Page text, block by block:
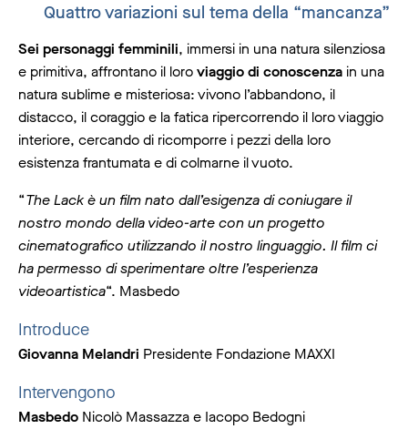
Quattro variazioni sul tema della “mancanza”
Sei personaggi femminili, immersi in una natura silenziosa
e primitiva, affrontano il loroviaggio di conoscenza in una
natura sublime e misteriosa: vivono l’abbandono, il
distacco, il coraggio e la fatica ripercorrendo il loro viaggio
interiore, cercando di ricomporre i pezzi della loro
esistenza frantumata e di colmarne il vuoto.
“The Lack è un film nato dall’esigenza di coniugare il
nostro mondo della video-arte con un progetto
cinematografico utilizzando il nostro linguaggio. Il film ci
ha permesso di sperimentare oltre l’esperienza
videoartistica“. Masbedo
Introduce
Giovanna Melandri Presidente Fondazione MAXXI
Intervengono
Masbedo Nicolò Massazza e Iacopo Bedogni